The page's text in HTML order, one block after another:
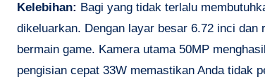
Kelebihan: Bagi yang tidak terlalu
dikeluarkan. Dengan layar besar 6.72 inci
bermain game. Kamera utama 50MP
pengisian cepat 33W memastikan Anda tidak